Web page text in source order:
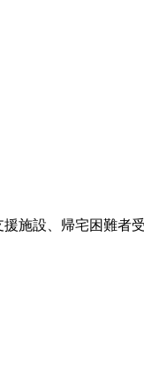
施設、帰宅困難